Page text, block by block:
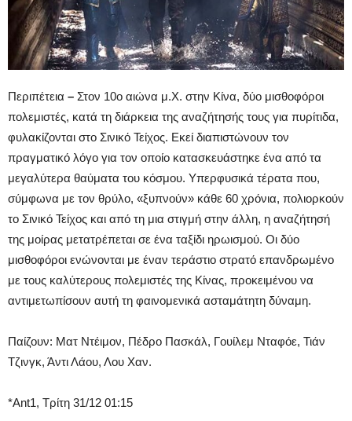
Περιπέτεια – Στον 10ο αιώνα μ.Χ. στην Κίνα, δύο μισθοφόροι
πολεμιστές, κατά τη διάρκεια της αναζήτησής τους για πυρίτιδα,
φυλακίζονται στο Σινικό Τείχος. Εκεί διαπιστώνουν τον
πραγματικό λόγο για τον οποίο κατασκευάστηκε ένα από τα
μεγαλύτερα θαύματα του κόσμου. Υπερφυσικά τέρατα που,
σύμφωνα με τον θρύλο, «ξυπνούν» κάθε 60 χρόνια, πολιορκούν
το Σινικό Τείχος και από τη μια στιγμή στην άλλη, η αναζήτησή
της μοίρας μετατρέπεται σε ένα ταξίδι ηρωισμού. Οι δύο
μισθοφόροι ενώνονται με έναν τεράστιο στρατό επανδρωμένο
με τους καλύτερους πολεμιστές της Κίνας, προκειμένου να
αντιμετωπίσουν αυτή τη φαινομενικά ασταμάτητη δύναμη.
Παίζουν: Ματ Ντέιμον, Πέδρο Πασκάλ, Γουίλεμ Νταφόε, Τιάν
Τζινγκ, Άντι Λάου, Λου Χαν.
*Ant1, Τρίτη 31/12 01:15